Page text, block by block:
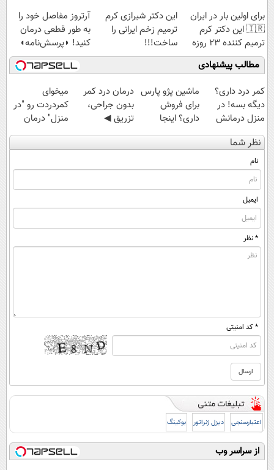
برای اولین بار در ایران
🇮🇷 این دکتر کرم
ترمیم کننده 23 روزه
ساخت!
این دکتر شیرازی کرم
ترمیم زخم ایرانی را
ساخت!!!
آرتروز مفاصل خود را
به طور قطعی درمان
کنید! ◗پرسش‌نامه◖
مطالب پیشنهادی
کمر درد داری؟
دیگه بسه! در
منزل درمانش
کن
(◀پرسش‌نامه)
ماشین پژو پارس
برای فروش
داری؟ اینجا
سریع بفروشش
درمان درد کمر
بدون جراحی،
تزریق ◀
پرسش‌نامه رو پر
کن ▶
میخوای
کمردردت رو "در
منزل" درمان
کنی؟ (◂فیلم +
◂پرسش‌نامه)
نظر شما
نام
ایمیل
* نظر
* کد امنیتی
اعتبارسنجی دیزل ژنراتور بوکینگ
از سراسر وب